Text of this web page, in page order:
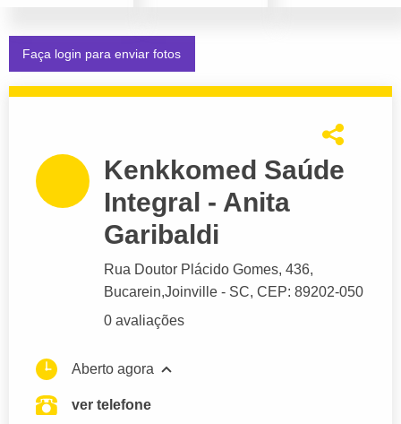
Faça login para enviar fotos
Kenkkomed Saúde
Integral - Anita
Garibaldi
Rua Doutor Plácido Gomes, 436,
Bucarein,Joinville - SC, CEP: 89202-050
0 avaliações
Aberto agora
ver telefone